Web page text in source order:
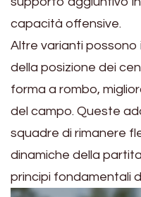
capacità offensive.
Altre varianti possono
della posizione dei
forma a rombo,
del campo. Queste
squadre di rimanere
dinamiche della
principi fondamentali